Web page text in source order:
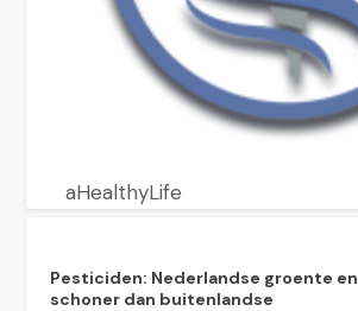
aHealthyLife
Pesticiden: Nederlandse groente
schoner dan buitenlandse